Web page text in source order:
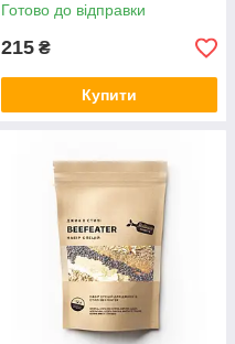
Готово до відправки
215 ₴
Купити